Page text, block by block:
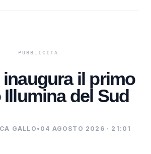
inaugura il primo
Illumina del Sud
GALLO • 04 AGOSTO 2026 · 21:01